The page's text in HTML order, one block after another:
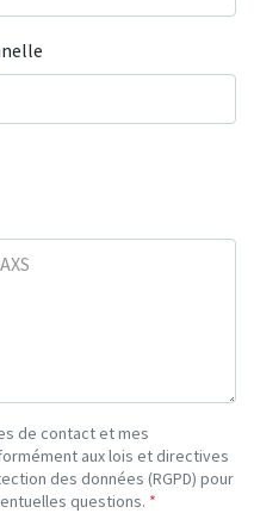
de contact et mes
aux lois et directives
des données (RGPD) pour
questions. *